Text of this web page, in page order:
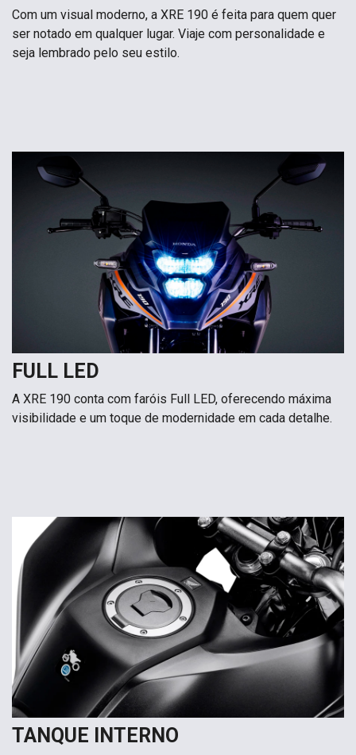
Com um visual moderno, a XRE 190 é feita para quem quer
ser notado em qualquer lugar. Viaje com personalidade e
seja lembrado pelo seu estilo.
FULL LED
A XRE 190 conta com faróis Full LED, oferecendo máxima
visibilidade e um toque de modernidade em cada detalhe.
TANQUE INTERNO